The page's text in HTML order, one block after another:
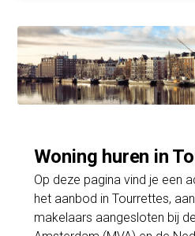
Woning huren in
Op deze pagina vind je een
het aanbod in Tourrettes,
makelaars aangesloten bij